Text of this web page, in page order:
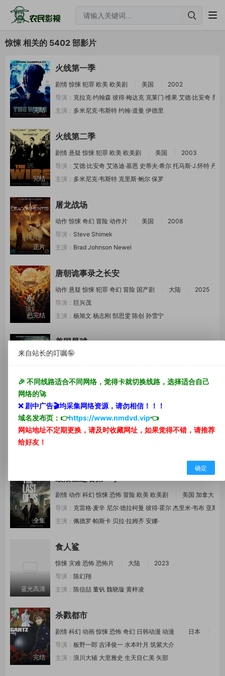
惊悚 相关的 5402 部影片
完结
火线第一季
剧情 惊悚 犯罪 欧美 欧美剧 美国
2002
导演： 克拉克·约翰森 彼得·梅达克 克莱门·维果 艾德·比安奇 乔·
主演： 多米尼克·韦斯特 约翰·道曼 伊德里
完结
火线第二季
剧情 悬疑 惊悚 犯罪 欧美 欧美剧 美国
2003
导演： 艾德·比安奇 艾洛迪·基恩 史蒂夫·希尔 托马斯·J.怀特 丹尼
主演： 多米尼克·韦斯特 克里斯·鲍尔 保罗
正片
屠龙战场
动作 惊悚 奇幻 冒险 动作片 美国
2008
导演： Steve Shimek
主演： Brad Johnson Newel
已完结
唐朝诡事录之长安
动作 悬疑 惊悚 犯罪 奇幻 冒险 国产剧 大陆
2025
导演： 巨兴茂
主演： 杨旭文 杨志刚 郜思雯 陈创 孙雪宁
正片
美国星球
喜剧 动作
主演：Elma Alijagic 沃尔夫冈
巨蟒1
动作 惊悚 动作片 大陆
2021
全集
最后生还者第一季
剧情 动作 科幻 惊悚 恐怖 冒险 欧美 欧美剧 美国 加拿大
导演： 克雷格·麦辛 尼尔·德拉柯曼 彼得·霍尔 杰里米·韦布 亚斯
主演： 佩德罗·帕斯卡 贝拉·拉姆齐 安娜·
蓝光高清
食人鲨
惊悚 灾难 恐怖 恐怖片 大陆
2023
导演： 陈幻翔
主演： 陈信喆 董钒 魏晓璇 黄梓凌
完结
杀戮都市
剧情 科幻 动画 惊悚 恐怖 奇幻 日韩动漫 动漫 日本
导演： 板野一郎 吉泽俊一 水本叶月 筑紫大介
主演： 浪川大辅 大里雅史 生天目仁美 矢部
来自站长的叮嘱🤪
🎉 不同线路适合不同网络，觉得卡就切换线路，选择适合自己
网络的🚀
❌ 剧中广告🎬均采集网络资源， 请勿相信！！！
域名发布页：👉https://www.nmdvd.vip👈
网站地址不定期更换，请及时收藏网址，如果觉得不错，请推荐
给好友！
确定